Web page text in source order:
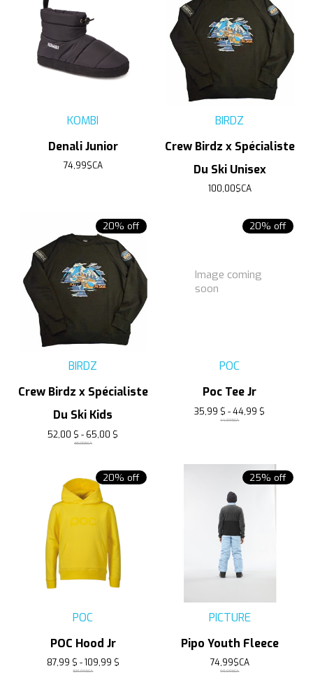
KOMBI
Denali Junior
74,99$CA
BIRDZ
Crew Birdz x Spécialiste
Du Ski Unisex
100,00$CA
20% off
BIRDZ
Crew Birdz x Spécialiste
Du Ski Kids
52,00 $ - 65,00 $
65,00$CA
20% off
Image coming
soon
POC
Poc Tee Jr
35,99 $ - 44,99 $
44,99$CA
20% off
POC
POC Hood Jr
87,99 $ - 109,99 $
109,99$CA
25% off
PICTURE
Pipo Youth Fleece
74,99$CA
99,99$CA